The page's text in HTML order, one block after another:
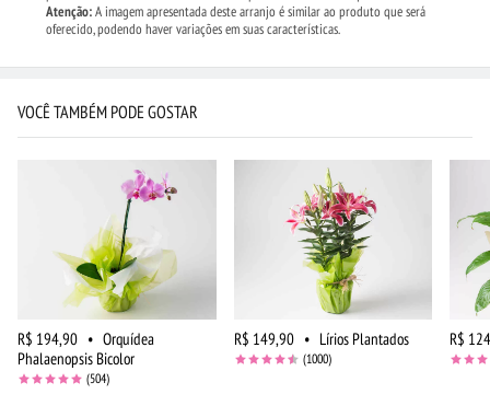
Atenção:A imagem apresentada deste arranjo é similar ao produto que será
oferecido, podendo haver variações em suas características.
VOCÊ TAMBÉM PODE GOSTAR
R$ 194,90 • Orquídea
Phalaenopsis Bicolor
(504)
R$ 149,90 • Lírios Plantados
(1000)
R$